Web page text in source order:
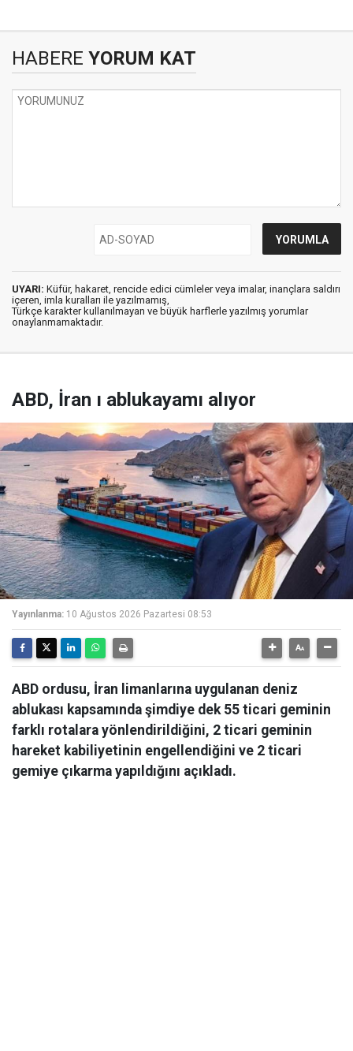
HABERE YORUM KAT
UYARI: Küfür, hakaret, rencide edici cümleler veya imalar, inançlara saldırı
içeren, imla kuralları ile yazılmamış,
Türkçe karakter kullanılmayan ve büyük harflerle yazılmış yorumlar
onaylanmamaktadır.
ABD, İran ı ablukayamı alıyor
Yayınlanma: 10 Ağustos 2026 Pazartesi 08:53
ABD ordusu, İran limanlarına uygulanan deniz
ablukası kapsamında şimdiye dek 55 ticari geminin
farklı rotalara yönlendirildiğini, 2 ticari geminin
hareket kabiliyetinin engellendiğini ve 2 ticari
gemiye çıkarma yapıldığını açıkladı.